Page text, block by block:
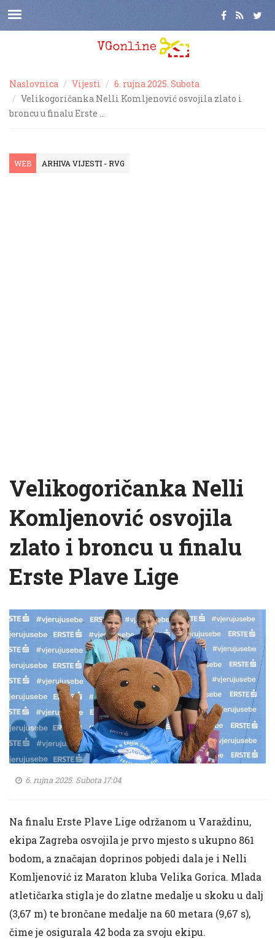
Naslovnica Vijesti
6. rujna 2025. Subota
Velikogoričanka Nelli Komljenović osvojila zlato i
broncu u finalu Erste …
WEB ARHIVA VIJESTI - RVG
Velikogoričanka Nelli
Komljenović osvojila
zlato i broncu u finalu
Erste Plave Lige
6. rujna 2025. Subota 17:04
Na finalu Erste Plave Lige održanom u Varaždinu,
ekipa Zagreba osvojila je prvo mjesto s ukupno 861
bodom, a značajan doprinos pobjedi dala je i Nelli
Komljenović iz Maraton kluba Velika Gorica. Mlada
atletičarka stigla je do zlatne medalje u skoku u dalj
(3,67 m) te brončane medalje na 60 metara (9,67 s),
čime je osigurala 42 boda za svoju ekipu.